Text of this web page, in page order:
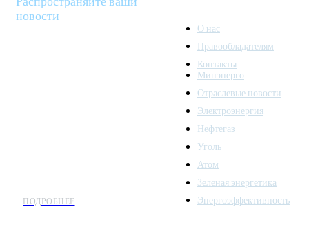
новости
ПОДРОБНЕЕ
О нас
Правообладателям
Контакты
Минэнерго
Отраслевые новости
Электроэнергия
Нефтегаз
Уголь
Атом
Зеленая энергетика
Энергоэффективность